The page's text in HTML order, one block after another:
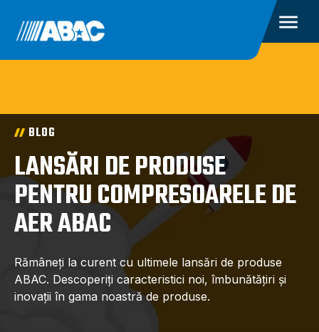
BLOG
LANSĂRI DE PRODUSE
PENTRU COMPRESOARELE DE
AER ABAC
Rămâneți la curent cu ultimele lansări de produse
ABAC. Descoperiți caracteristici noi, îmbunătățiri și
inovații în gama noastră de produse.